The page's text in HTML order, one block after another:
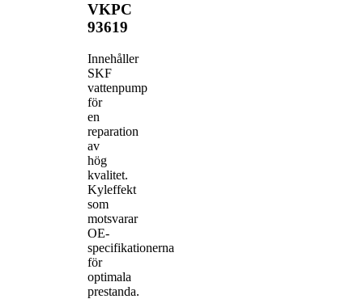
VKPC
93619
Innehåller
SKF
vattenpump
för
en
reparation
av
hög
kvalitet.
Kyleffekt
som
motsvarar
OE-
specifikationerna
för
optimala
prestanda.